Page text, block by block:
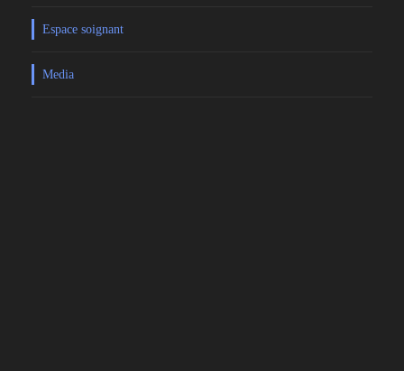
Espace soignant
Media